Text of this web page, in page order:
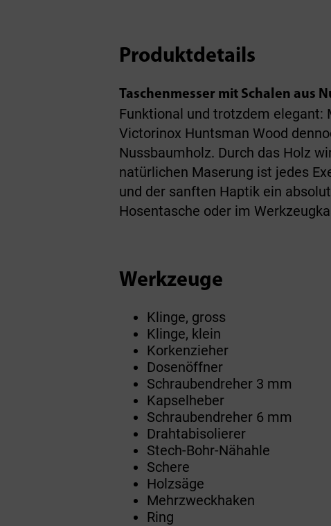
Produktdetails
Taschenmesser mit Schalen aus
Funktional und trotzdem elegant:
Victorinox Huntsman Wood
Nussbaumholz. Durch das Holz
natürlichen Maserung ist jedes
und der sanften Haptik ein
Hosentasche oder im
Werkzeuge
Klinge, gross
Klinge, klein
Korkenzieher
Dosenöffner
Schraubendreher 3 mm
Kapselheber
Schraubendreher 6 mm
Drahtabisolierer
Stech-Bohr-Nähahle
Schere
Holzsäge
Mehrzweckhaken
Ring